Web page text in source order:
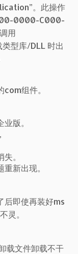
。此操作
0000-C000-
用
型库/DLL 时出
组件。
版。
。
新出现。
后即使再装好ms
灵。
载文件卸载不干